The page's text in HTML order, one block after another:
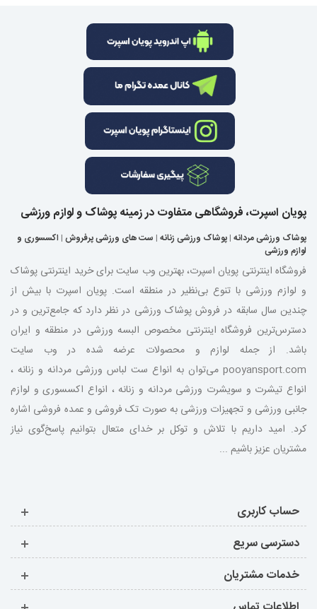
پویان اسپرت، فروشگاهی متفاوت در زمینه پوشاک و لوازم ورزشی
پوشاک ورزشی مردانه | پوشاک ورزشی زنانه | ست های ورزشی پرفروش | اکسسوری و
لوازم ورزشی
فروشگاه اینترنتی پویان اسپرت، بهترین وب سایت برای خرید اینترنتی پوشاک
و لوازم ورزشی با تنوع بی‌نظیر در منطقه است. پویان اسپرت با بیش از
چندین سال سابقه در فروش پوشاک ورزشی در نظر دارد که جامع‌ترین و در
دسترس‌ترین فروشگاه اینترنتی مخصوص البسه ورزشی در منطقه و ایران
باشد. از جمله لوازم و محصولات عرضه شده در وب سایت
pooyansport.com می‌توان به انواع ست لباس ورزشی مردانه و زنانه ،
انواع تیشرت و سویشرت ورزشی مردانه و زنانه ، انواع اکسسوری و لوازم
جانبی ورزشی و تجهیزات ورزشی به صورت تک فروشی و عمده فروشی اشاره
کرد. امید داریم با تلاش و توکل بر خدای متعال بتوانیم پاسخ‌گوی نیاز
مشتریان عزیز باشیم ...
حساب کاربری
دسترسی سریع
خدمات مشتریان